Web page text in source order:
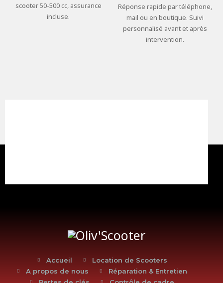
scooter 50-500 cc, assurance
incluse.
Réponse rapide par téléphone,
mail ou en boutique. Suivi
personnalisé avant et après
intervention.
Accueil
Location de Scooters
A propos de nous
Réparation & Entretien